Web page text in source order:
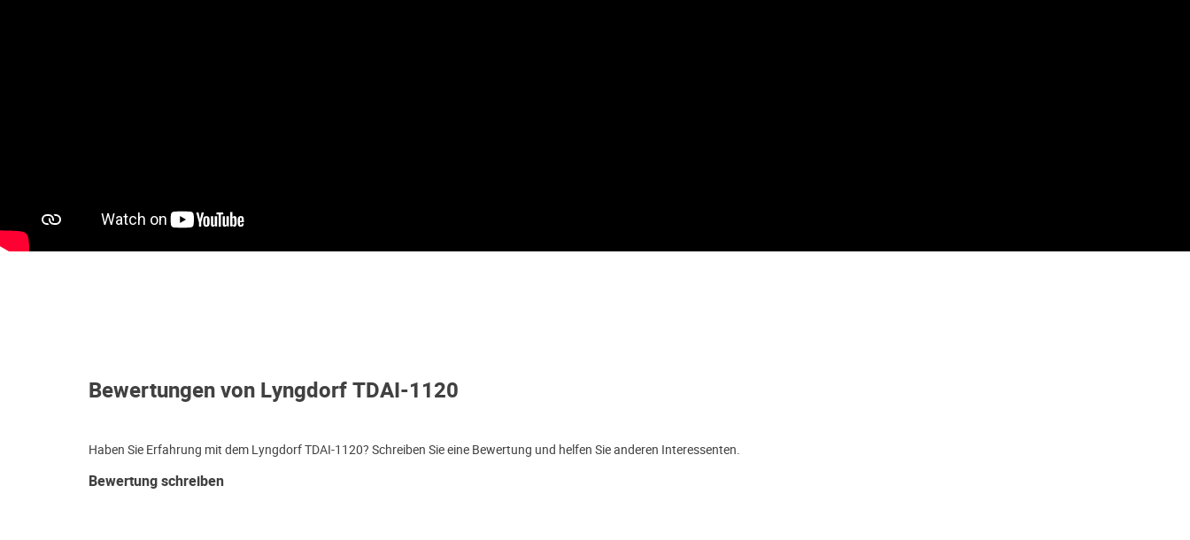
Bewertungen von Lyngdorf TDAI-1120
Haben Sie Erfahrung mit dem Lyngdorf TDAI-1120? Schreiben Sie eine Bewertung und helfen Sie anderen Interessenten.
Bewertung schreiben